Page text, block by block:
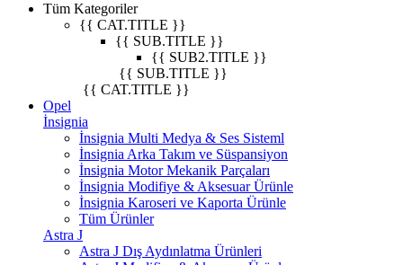
Tüm Kategoriler
{{ CAT.TITLE }}
{{ SUB.TITLE }}
{{ SUB2.TITLE }}
{{ SUB.TITLE }}
{{ CAT.TITLE }}
Opel
İnsignia
İnsignia Multi Medya & Ses Sisteml
İnsignia Arka Takım ve Süspansiyon
İnsignia Motor Mekanik Parçaları
İnsignia Modifiye & Aksesuar Ürünle
İnsignia Karoseri ve Kaporta Ürünle
Tüm Ürünler
Astra J
Astra J Dış Aydınlatma Ürünleri